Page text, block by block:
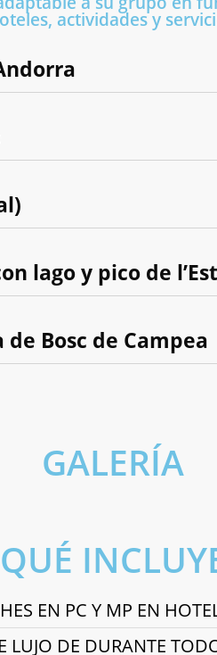
actividades y
lago y pico de
Bosc de Campea
GALERÍA
QUÉ
EN PC Y MP EN
LUJO DE DURANTE